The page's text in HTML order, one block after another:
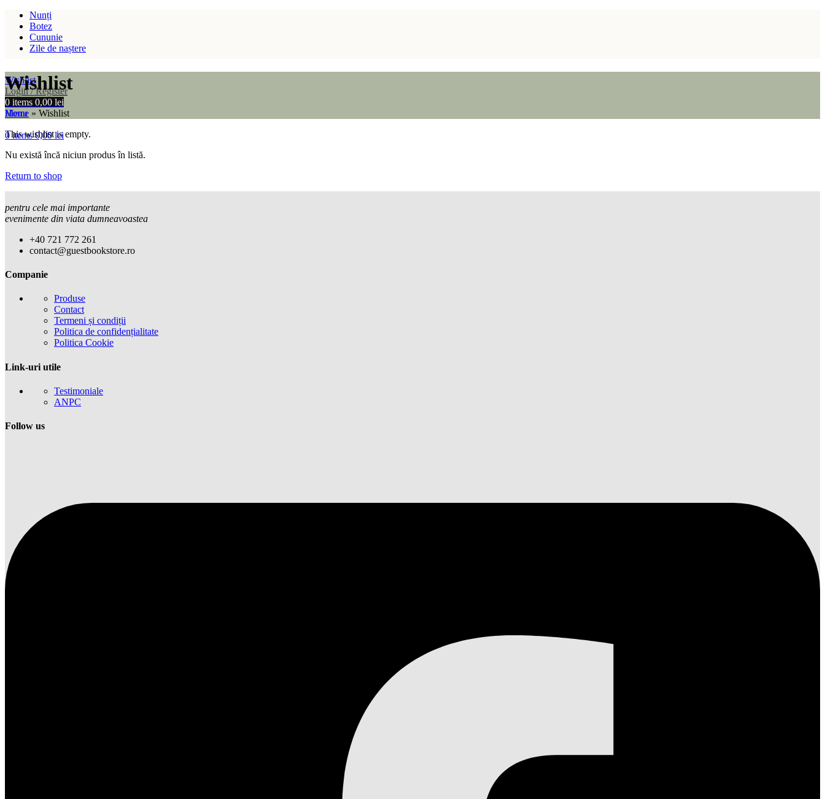
Nunți
Botez
Cununie
Zile de naștere
Wishlist
Login / Register
0 items 0,00 lei
Menu
0items 0,00lei
Wishlist
Home » Wishlist
This wishlist is empty.
Nu există încă niciun produs în listă.
Return to shop
pentru cele mai importante
evenimente din viata dumneavoastea
+40 721 772 261
contact@guestbookstore.ro
Companie
Produse
Contact
Termeni și condiții
Politica de confidențialitate
Politica Cookie
Link-uri utile
Testimoniale
ANPC
Follow us